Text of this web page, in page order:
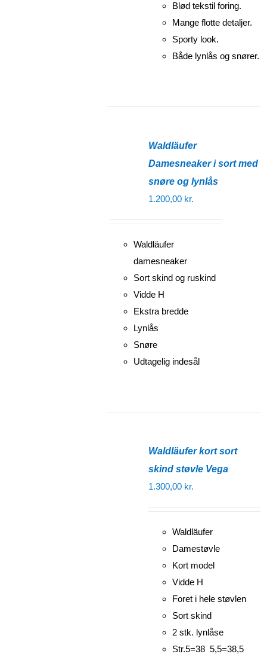
Blød tekstil foring.
Mange flotte detaljer.
Sporty look.
Både lynlås og snører.
Waldläufer
Damesneaker i sort med
snøre og lynlås
1.200,00 kr.
Waldläufer
damesneaker
Sort skind og ruskind
Vidde H
Ekstra bredde
Lynlås
Snøre
Udtagelig indesål
Waldläufer kort sort
skind støvle Vega
1.300,00 kr.
Waldläufer
Damestøvle
Kort model
Vidde H
Foret i hele støvlen
Sort skind
2 stk. lynlåse
Str.5=38 5,5=38,5